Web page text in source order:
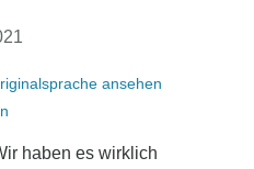
ansehen
haben es wirklich